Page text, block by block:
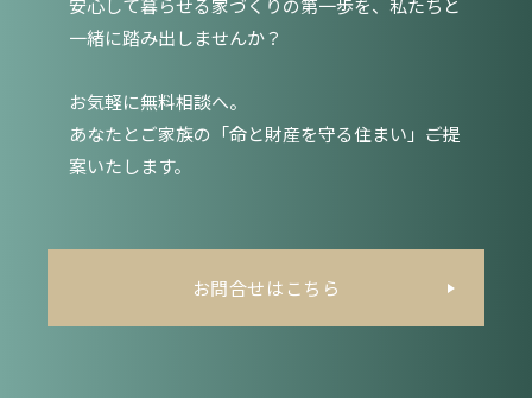
安心して暮らせる家づくりの第一歩を、私たちと
一緒に踏み出しませんか？
お気軽に無料相談へ。
あなたとご家族の「命と財産を守る住まい」――ご提
案いたします。
お問合せはこちら